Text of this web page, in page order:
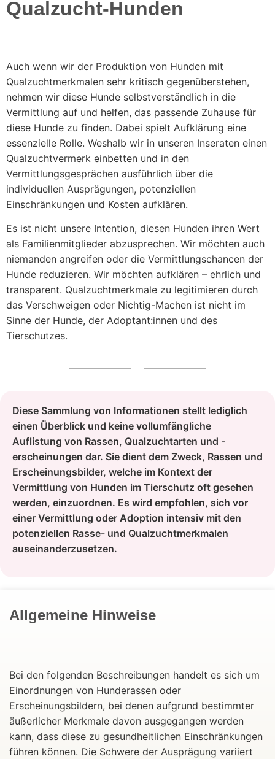
Qualzucht-Hunden
Auch wenn wir der Produktion von Hunden mit
Qualzuchtmerkmalen sehr kritisch gegenüberstehen,
nehmen wir diese Hunde selbstverständlich in die
Vermittlung auf und helfen, das passende Zuhause für
diese Hunde zu finden. Dabei spielt Aufklärung eine
essenzielle Rolle. Weshalb wir in unseren Inseraten einen
Qualzuchtvermerk einbetten und in den
Vermittlungsgesprächen ausführlich über die
individuellen Ausprägungen, potenziellen
Einschränkungen und Kosten aufklären.
Es ist nicht unsere Intention, diesen Hunden ihren Wert
als Familienmitglieder abzusprechen. Wir möchten auch
niemanden angreifen oder die Vermittlungschancen der
Hunde reduzieren. Wir möchten aufklären – ehrlich und
transparent. Qualzuchtmerkmale zu legitimieren durch
das Verschweigen oder Nichtig-Machen ist nicht im
Sinne der Hunde, der Adoptant:innen und des
Tierschutzes.
Diese Sammlung von Informationen stellt lediglich
einen Überblick und keine vollumfängliche
Auflistung von Rassen, Qualzuchtarten und -
erscheinungen dar. Sie dient dem Zweck, Rassen und
Erscheinungsbilder, welche im Kontext der
Vermittlung von Hunden im Tierschutz oft gesehen
werden, einzuordnen. Es wird empfohlen, sich vor
einer Vermittlung oder Adoption intensiv mit den
potenziellen Rasse- und Qualzuchtmerkmalen
auseinanderzusetzen.
Allgemeine Hinweise
Bei den folgenden Beschreibungen handelt es sich um
Einordnungen von Hunderassen oder
Erscheinungsbildern, bei denen aufgrund bestimmter
äußerlicher Merkmale davon ausgegangen werden
kann, dass diese zu gesundheitlichen Einschränkungen
führen können. Die Schwere der Ausprägung variiert